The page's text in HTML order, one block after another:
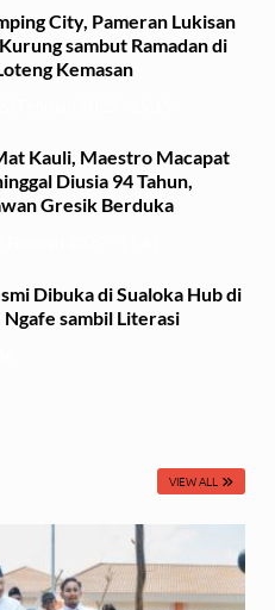
City, Pameran Lukisan
sambut Ramadan di
Kemasan
Kauli, Maestro Macapat
Diusia 94 Tahun,
Gresik Berduka
Dibuka di Sualoka Hub di
sambil Literasi
VIEW ALL